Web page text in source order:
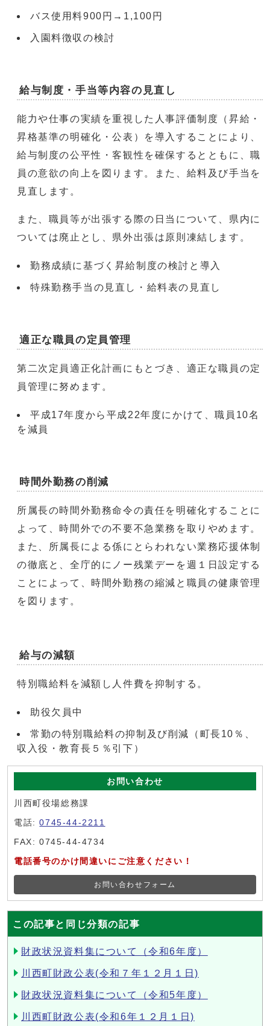
バス使用料900円→1,100円
入園料徴収の検討
給与制度・手当等内容の見直し
能力や仕事の実績を重視した人事評価制度（昇給・
昇格基準の明確化・公表）を導入することにより、
給与制度の公平性・客観性を確保するとともに、職
員の意欲の向上を図ります。また、給料及び手当を
見直します。
また、職員等が出張する際の日当について、県内に
ついては廃止とし、県外出張は原則凍結します。
勤務成績に基づく昇給制度の検討と導入
特殊勤務手当の見直し・給料表の見直し
適正な職員の定員管理
第二次定員適正化計画にもとづき、適正な職員の定
員管理に努めます。
平成17年度から平成22年度にかけて、職員10名
を減員
時間外勤務の削減
所属長の時間外勤務命令の責任を明確化することに
よって、時間外での不要不急業務を取りやめます。
また、所属長による係にとらわれない業務応援体制
の徹底と、全庁的にノー残業デーを週１日設定する
ことによって、時間外勤務の縮減と職員の健康管理
を図ります。
給与の減額
特別職給料を減額し人件費を抑制する。
助役欠員中
常勤の特別職給料の抑制及び削減（町長10％、
収入役・教育長５％引下）
お問い合わせ
川西町役場総務課
電話:0745-44-2211
FAX: 0745-44-4734
電話番号のかけ間違いにご注意ください！
お問い合わせフォーム
この記事と同じ分類の記事
財政状況資料集について（令和6年度）
川西町財政公表(令和７年１２月１日)
財政状況資料集について（令和5年度）
川西町財政公表(令和6年１２月１日)